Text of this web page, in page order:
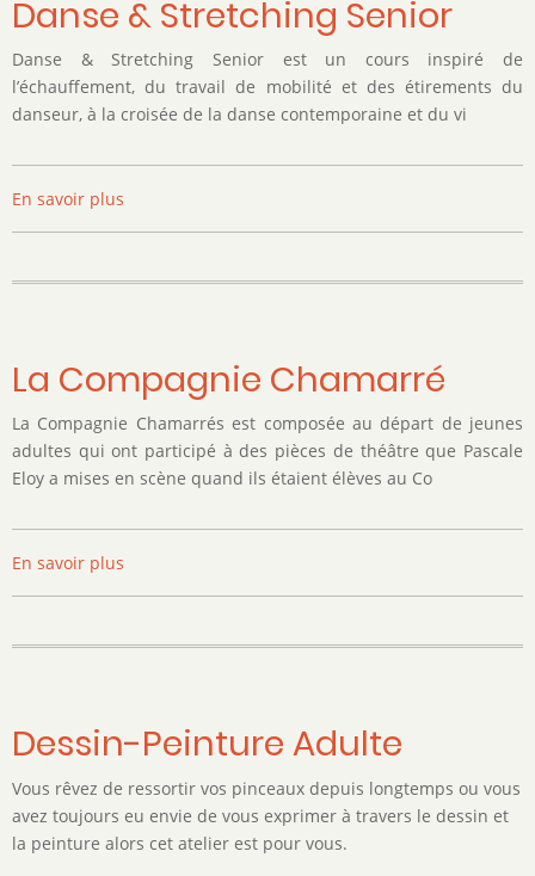
Danse & Stretching Senior
Danse & Stretching Senior est un cours inspiré de
l’échauffement, du travail de mobilité et des étirements du
danseur, à la croisée de la danse contemporaine et du vi
En savoir plus
Stretching
La Compagnie Chamarré
La Compagnie Chamarrés est composée au départ de jeunes
adultes qui ont participé à des pièces de théâtre que Pascale
Eloy a mises en scène quand ils étaient élèves au Co
En savoir plus
La
Chamarré
Dessin-Peinture Adulte
Vous rêvez de ressortir vos pinceaux depuis longtemps ou vous
avez toujours eu envie de vous exprimer à travers le dessin et
la peinture alors cet atelier est pour vous.